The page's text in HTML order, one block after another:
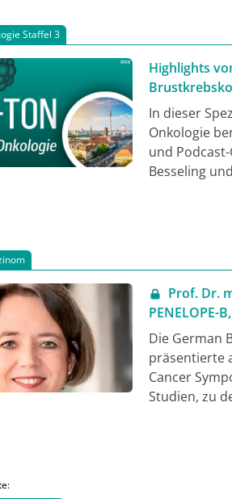
Staffel 3
Highlights
In dieser
Onkologie
und
Besseling
Cancer
Leiterin der
und Prof.
Prof. Dr.
PENELOPE-
und
Die German
präsentierte
Cancer
Studien, zu
Überblick